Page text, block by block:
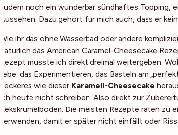
zudem noch ein wunderbar sündhaftes Topping,
Aussehen. Dazu gehört für mich auch, dass er
Wie ihr das ohne Wasserbad oder andere
natürlich das American Caramel-Cheesecake
Rezept musste ich direkt dreimal weitergeben.
liebe: das Experimentieren, das Basteln am
Leckeres wie dieser Karamell-Cheesecake
ich heute nicht schreiben. Also direkt zur
Kekskrümelboden. Die meisten Rezepte raten zu
verwenden, damit er später nicht einfällt oder